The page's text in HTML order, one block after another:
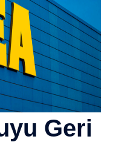
Geri